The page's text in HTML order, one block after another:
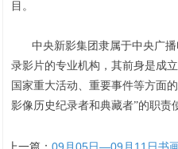
目。
中央新影集团隶属于中央广
录影片的专业机构，其前身是成
国家重大活动、重要事件等方面
影像历史纪录者和典藏者”的职责